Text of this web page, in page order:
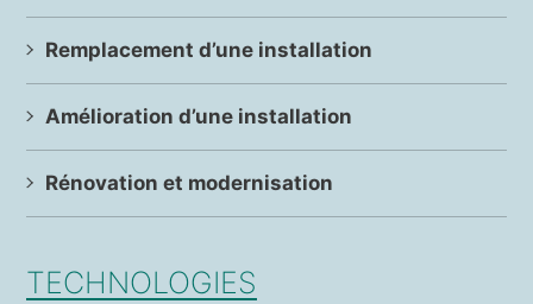
Remplacement d’une installation
Amélioration d’une installation
Rénovation et modernisation
TECHNOLOGIES